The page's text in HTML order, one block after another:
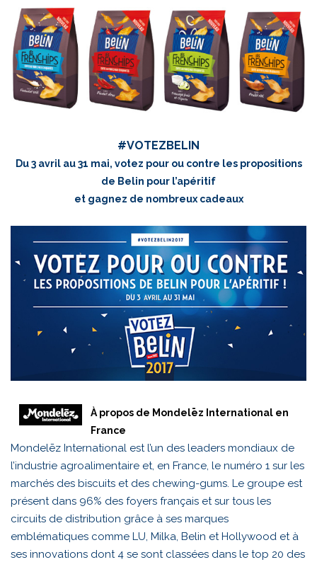
#VOTEZBELIN
Du 3 avril au 31 mai, votez pour ou contre les propositions
de Belin pour l’apéritif
et gagnez de nombreux cadeaux
À propos de Mondelēz International en
France
Mondelēz International est l’un des leaders mondiaux de
l’industrie agroalimentaire et, en France, le numéro 1 sur les
marchés des biscuits et des chewing-gums. Le groupe est
présent dans 96% des foyers français et sur tous les
circuits de distribution grâce à ses marques
emblématiques comme LU, Milka, Belin et Hollywood et à
ses innovations dont 4 se sont classées dans le top 20 des